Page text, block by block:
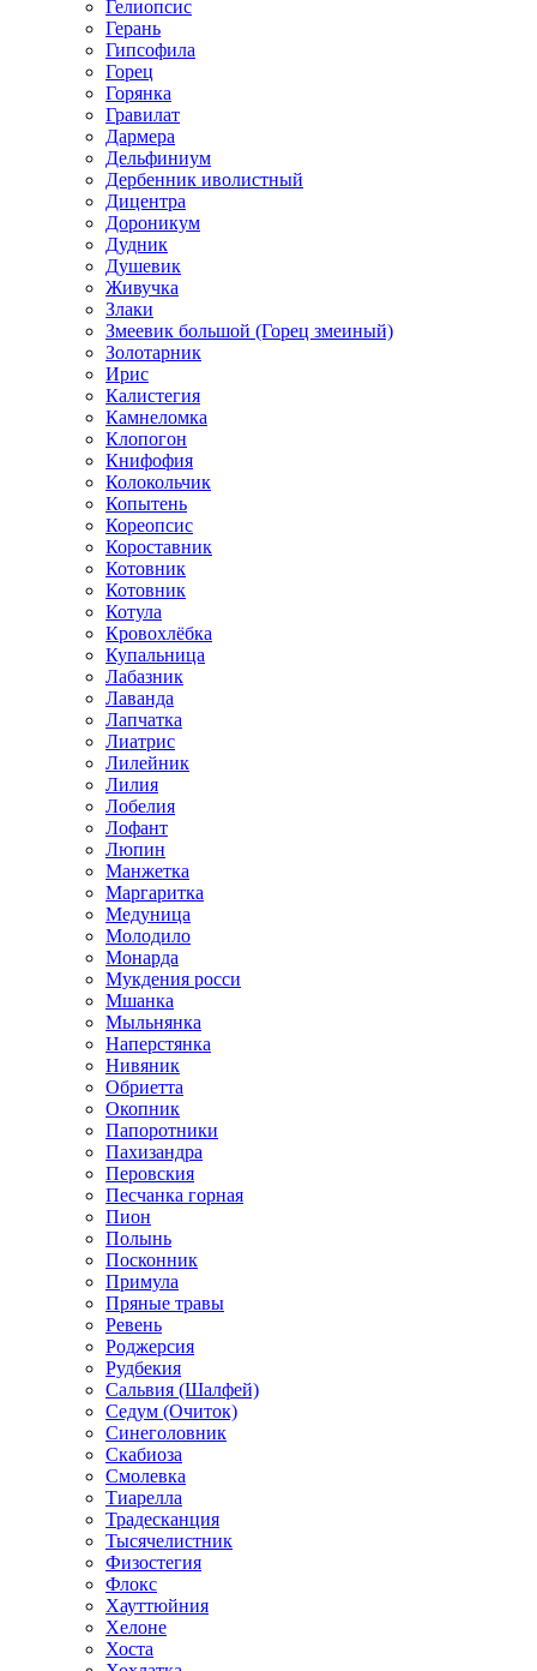
Гелиопсис
Герань
Гипсофила
Горец
Горянка
Гравилат
Дармера
Дельфиниум
Дербенник иволистный
Дицентра
Дороникум
Дудник
Душевик
Живучка
Злаки
Змеевик большой (Горец змеиный)
Золотарник
Ирис
Калистегия
Камнеломка
Клопогон
Книфофия
Колокольчик
Копытень
Кореопсис
Короставник
Котовник
Котовник
Котула
Кровохлёбка
Купальница
Лабазник
Лаванда
Лапчатка
Лиатрис
Лилейник
Лилия
Лобелия
Лофант
Люпин
Манжетка
Маргаритка
Медуница
Молодило
Монарда
Мукдения росси
Мшанка
Мыльнянка
Наперстянка
Нивяник
Обриетта
Окопник
Папоротники
Пахизандра
Перовския
Песчанка горная
Пион
Полынь
Посконник
Примула
Пряные травы
Ревень
Роджерсия
Рудбекия
Сальвия (Шалфей)
Седум (Очиток)
Синеголовник
Скабиоза
Смолевка
Тиарелла
Традесканция
Тысячелистник
Физостегия
Флокс
Хауттюйния
Хелоне
Хоста